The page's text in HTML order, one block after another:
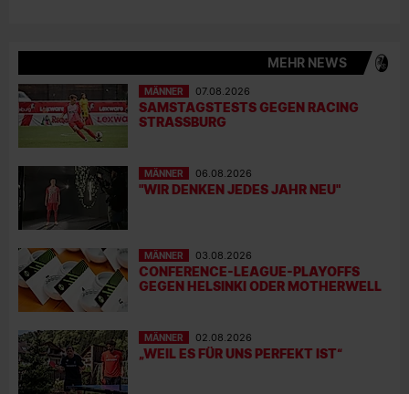
MEHR NEWS
MÄNNER 07.08.2026
SAMSTAGSTESTS GEGEN RACING
STRASSBURG
MÄNNER 06.08.2026
"WIR DENKEN JEDES JAHR NEU"
MÄNNER 03.08.2026
CONFERENCE-LEAGUE-PLAYOFFS
GEGEN HELSINKI ODER MOTHERWELL
MÄNNER 02.08.2026
„WEIL ES FÜR UNS PERFEKT IST“